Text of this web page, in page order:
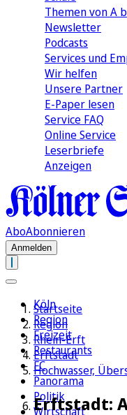
Themen von A
Newsletter
Podcasts
Services und
Wir helfen
Unsere Partner
E-Paper lesen
Service FAQ
Online Service
Leserbriefe
Anzeigen
AboAbonnieren
Anmelden
Köln
Region
Freizeit
Restaurants
FC
Panorama
Politik
Wirtschaft
Startseite
Region
Rhein-Erft
Erftstadt
Hochwasser,
Erftstadt: